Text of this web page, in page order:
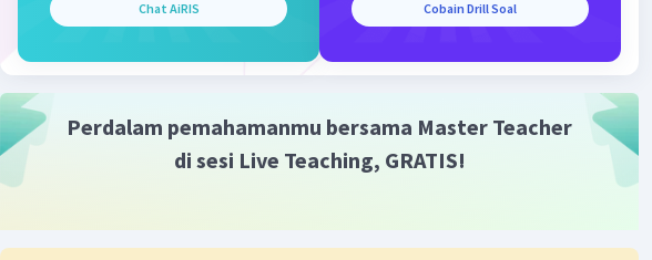
perhatiannya kepada hubungan manusia dengan lingkungannya.
Chat AiRIS Cobain Drill Soal
Perdalam pemahamanmu bersama Master Teacher
di sesi Live Teaching, GRATIS!